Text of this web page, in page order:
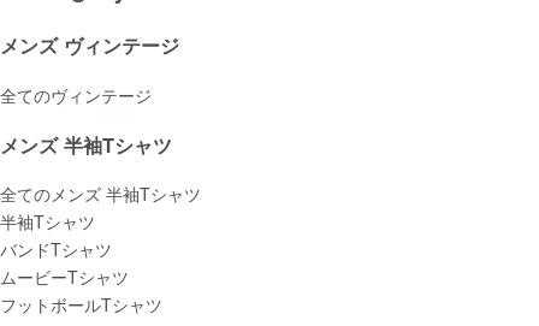
メンズ ヴィンテージ
全てのヴィンテージ
メンズ 半袖Tシャツ
全てのメンズ 半袖Tシャツ
半袖Tシャツ
バンドTシャツ
ムービーTシャツ
フットボールTシャツ